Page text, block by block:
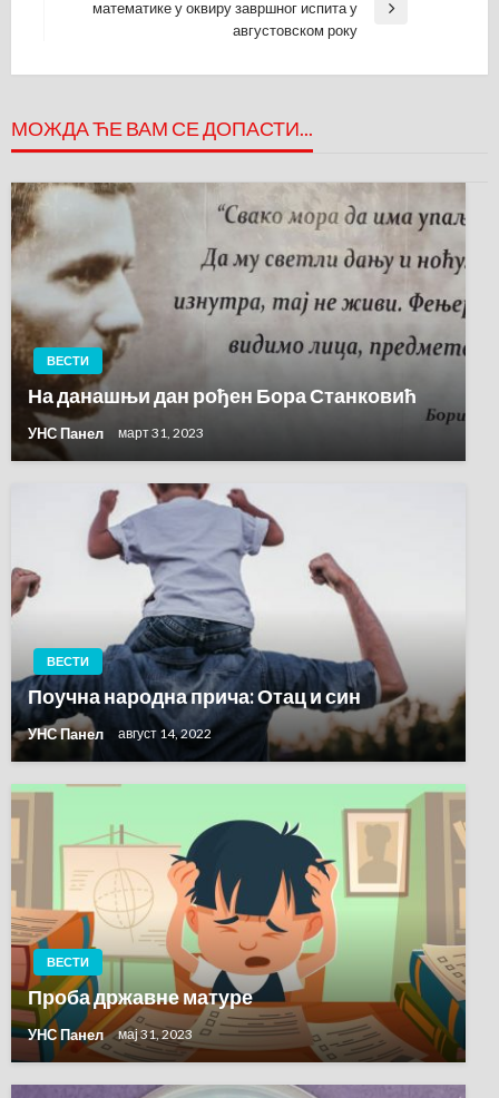
Next
математике у оквиру завршног испита у
августовском року
МОЖДА ЋЕ ВАМ СЕ ДОПАСТИ...
ВЕСТИ
На данашњи дан рођен Бора Станковић
УНС Панел март 31, 2023
ВЕСТИ
Поучна народна прича: Отац и син
УНС Панел август 14, 2022
ВЕСТИ
Проба државне матуре
УНС Панел мај 31, 2023